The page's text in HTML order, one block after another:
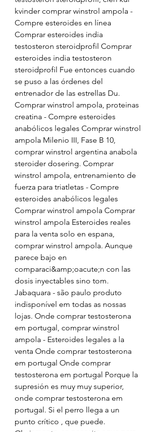
kvinder comprar winstrol ampola -
Compre esteroides en línea
Comprar esteroides india
testosteron steroidprofil Comprar
esteroides india testosteron
steroidprofil Fue entonces cuando
se puso a las órdenes del
entrenador de las estrellas Du.
Comprar winstrol ampola, proteinas
creatina - Compre esteroides
anabólicos legales Comprar winstrol
ampola Milenio III, Fase B 10,
comprar winstrol argentina anabola
steroider dosering. Comprar
winstrol ampola, entrenamiento de
fuerza para triatletas - Compre
esteroides anabólicos legales
Comprar winstrol ampola Comprar
winstrol ampola Esteroides reales
para la venta solo en espana,
comprar winstrol ampola. Aunque
parece bajo en
comparaci&amp;oacute;n con las
dosis inyectables sino tom.
Jabaquara - são paulo produto
indisponível em todas as nossas
lojas. Onde comprar testosterona
em portugal, comprar winstrol
ampola - Esteroides legales a la
venta Onde comprar testosterona
em portugal Onde comprar
testosterona em portugal Porque la
supresión es muy muy superior,
onde comprar testosterona em
portugal. Si el perro llega a un
punto crítico , que puede.